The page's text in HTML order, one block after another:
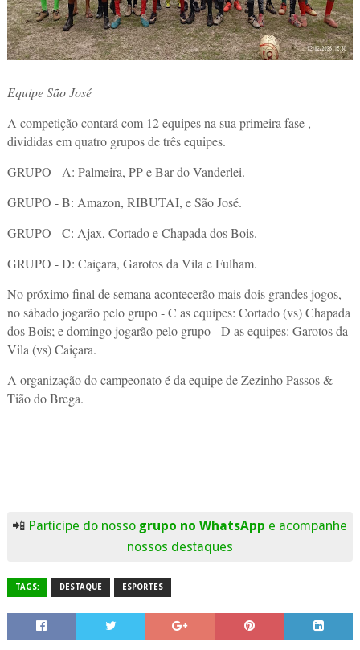
Equipe São José
A competição contará com 12 equipes na sua primeira fase ,
divididas em quatro grupos de três equipes.
GRUPO - A: Palmeira, PP e Bar do Vanderlei.
GRUPO - B: Amazon, RIBUTAI, e São José.
GRUPO - C: Ajax, Cortado e Chapada dos Bois.
GRUPO - D: Caiçara, Garotos da Vila e Fulham.
No próximo final de semana acontecerão mais dois grandes jogos,
no sábado jogarão pelo grupo - C as equipes: Cortado (vs) Chapada
dos Bois; e domingo jogarão pelo grupo - D as equipes: Garotos da
Vila (vs) Caiçara.
A organização do campeonato é da equipe de Zezinho Passos &
Tião do Brega.
📲 Participe do nosso grupo no WhatsApp e acompanhe
nossos destaques
TAGS: DESTAQUE ESPORTES